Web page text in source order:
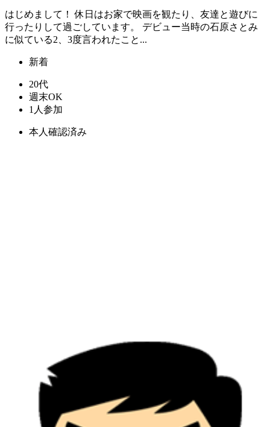
はじめまして！ 休日はお家で映画を観たり、友達と遊びに
行ったりして過ごしています。 デビュー当時の石原さとみ
に似ている2、3度言われたこと...
新着
20代
週末OK
1人参加
本人確認済み